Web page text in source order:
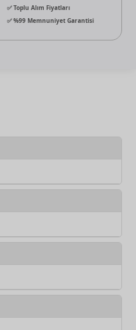
✅ Toplu Alım Fiyatları
✅ %99 Memnuniyet Garantisi